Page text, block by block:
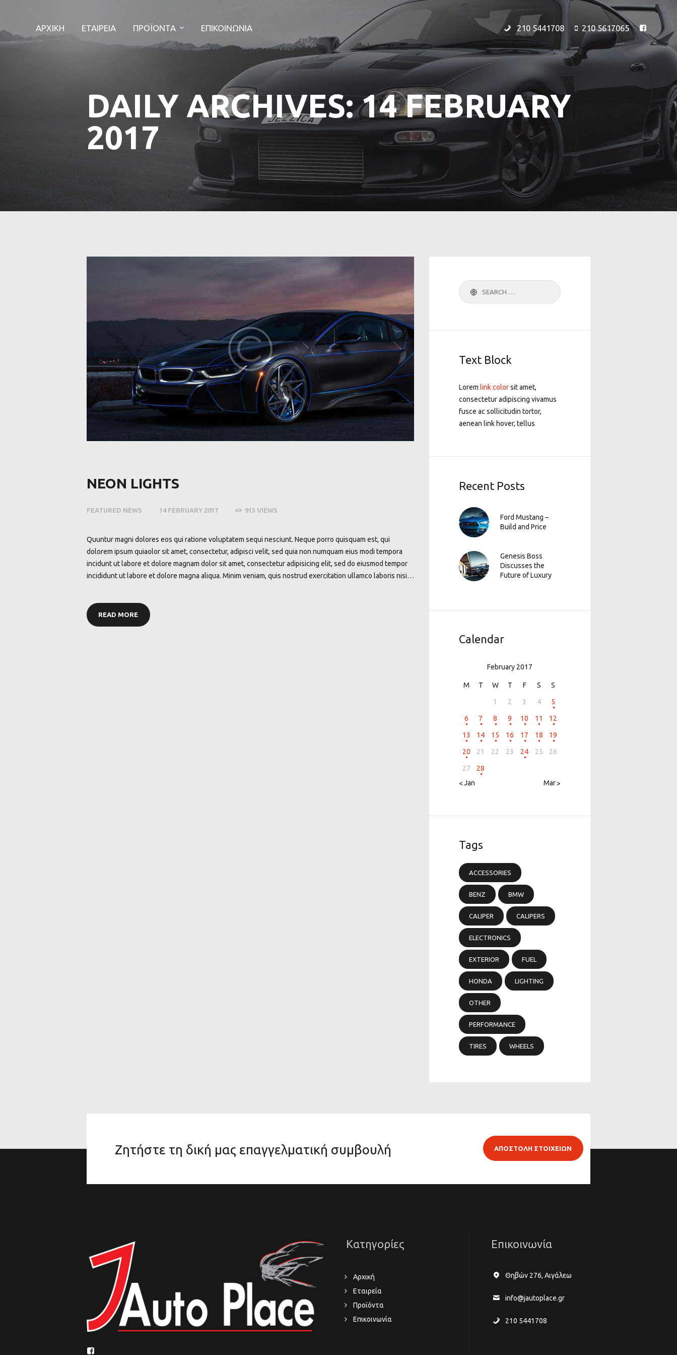
ΑΡΧΙΚΗ ΕΤΑΙΡΕΙΑ ΠΡΟΪΟΝΤΑ ΕΠΙΚΟΙΝΩΝΙΑ 210 5441708 210 5617065
DAILY ARCHIVES: 14 FEBRUARY
2017
ΕΤΑΙΡΕΙΑ
ΠΡΟΪΟΝΤΑ
ΕΠΙΚΟΙΝΩΝΙΑ
NEON LIGHTS
FEATURED NEWS 14 FEBRUARY 2017 913 VIEWS
Quuntur magni dolores eos qui ratione voluptatem sequi nesciunt. Neque porro quisquam est, qui
dolorem ipsum quiaolor sit amet, consectetur, adipisci velit, sed quia non numquam eius modi tempora
incidunt ut labore et dolore magnam dolor sit amet, consectetur adipisicing elit, sed do eiusmod tempor
incididunt ut labore et dolore magna aliqua. Minim veniam, quis nostrud exercitation ullamco laboris nisi…
READ MORE
Search
for:
Text Block
Lorem link colorsit amet,
consectetur adipiscing vivamus
fusce ac sollicitudin tortor,
aenean link hover, tellus
Recent Posts
Ford Mustang –
Build and Price
Genesis Boss
Discusses the
Future of Luxury
Calendar
February 2017
M T W T F S S
1 2 3 4 5
6 7 8 9 10 11 12
13 14 15 16 17 18 19
20 21 22 23 24 25 26
27
28
« Jan
Mar »
Tags
ACCESSORIES
BENZ BMW
CALIPER CALIPERS
ELECTRONICS
EXTERIOR FUEL
HONDA LIGHTING
OTHER
PERFORMANCE
TIRES WHEELS
Ζητήστε τη δική μας επαγγελματική συμβουλή ΑΠΟΣΤΟΛΗ ΣΤΟΙΧΕΙΩΝ
Κατηγορίες
Αρχική
Εταιρεία
Προϊόντα
Επικοινωνία
Επικοινωνία
Θηβών 276, Αιγάλεω
info@jautoplace.gr
210 5441708